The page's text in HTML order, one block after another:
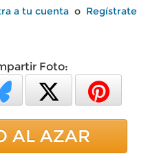
a tu cuenta o Regístrate
Foto:
AL AZAR